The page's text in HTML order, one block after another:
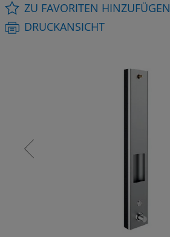
ZU FAVORITEN HINZUFÜGEN
DRUCKANSICHT